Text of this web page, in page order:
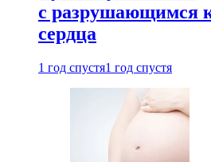
с разрушающимся
сердца
1 год спустя1 год спустя